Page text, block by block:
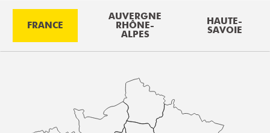
FRANCE
AUVERGNE
RHÔNE-
ALPES
HAUTE-
SAVOIE